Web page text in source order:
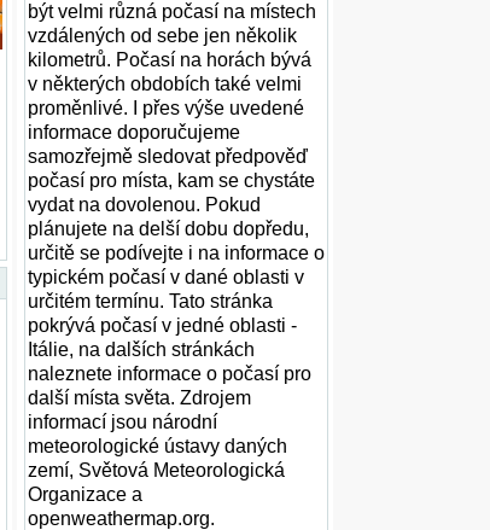
být velmi různá počasí na místech
vzdálených od sebe jen několik
kilometrů. Počasí na horách bývá
v některých obdobích také velmi
proměnlivé. I přes výše uvedené
informace doporučujeme
samozřejmě sledovat předpověď
počasí pro místa, kam se chystáte
vydat na dovolenou. Pokud
plánujete na delší dobu dopředu,
určitě se podívejte i na informace o
typickém počasí v dané oblasti v
určitém termínu. Tato stránka
pokrývá počasí v jedné oblasti -
Itálie, na dalších stránkách
naleznete informace o počasí pro
další místa světa. Zdrojem
informací jsou národní
meteorologické ústavy daných
zemí, Světová Meteorologická
Organizace a
openweathermap.org.